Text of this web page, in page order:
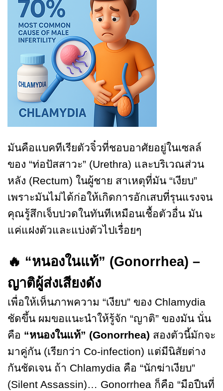
มันคือแบคทีเรียตัวจิ๋วที่ชอบอาศัยอยู่ในเซลล์
ของ “ท่อปัสสาวะ” (Urethra) และบริเวณส่วน
หลัง (Rectum) ในผู้ชาย สาเหตุที่มัน “เงียบ”
เพราะมันไม่ได้ก่อให้เกิดการอักเสบที่รุนแรงจน
คุณรู้สึกเจ็บปวดในทันทีเหมือนเชื้อตัวอื่น มัน
แค่แฝงตัวและแบ่งตัวไปเรื่อยๆ
🔥 “หนองในแท้” (Gonorrhea) –
ญาติผู้ส่งเสียงดัง
เพื่อให้เห็นภาพความ “เงียบ” ของ Chlamydia
ชัดขึ้น ผมขอแนะนำให้รู้จัก “ญาติ” ของมัน นั่น
คือ “หนองในแท้” (Gonorrhea) สองตัวนี้มักจะ
มาคู่กัน (เรียกว่า Co-infection) แต่มีนิสัยต่าง
กันชัดเจน ถ้า Chlamydia คือ “นักฆ่าเงียบ”
(Silent Assassin)… Gonorrhea ก็คือ “มือปืนที่